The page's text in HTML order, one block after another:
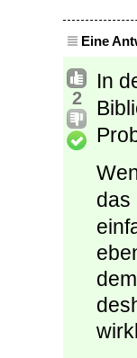
Eine
2
In
das